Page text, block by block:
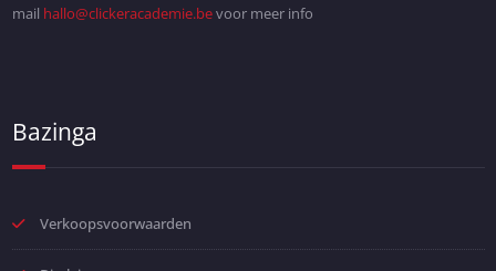
mail hallo@clickeracademie.bevoor meer info
Bazinga
Verkoopsvoorwaarden